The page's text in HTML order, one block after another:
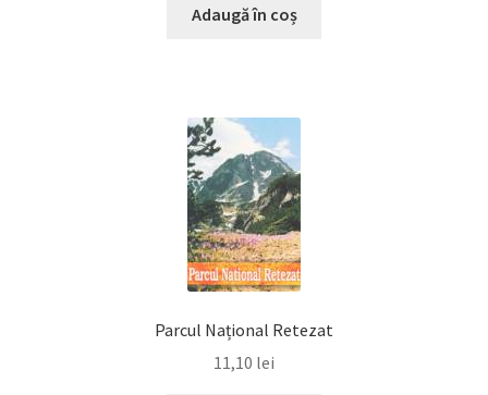
a
Adaugă în coș
Parcul Național Retezat
11,10 lei